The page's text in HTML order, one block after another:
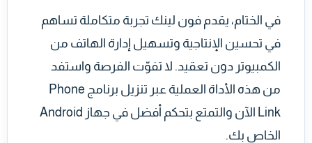
في الختام، يقدم فون لينك تجربة متكاملة تساهم
في تحسين الإنتاجية وتسهيل إدارة الهاتف من
الكمبيوتر دون تعقيد. لا تفوّت الفرصة واستفد
من هذه الأداة العملية عبر تنزيل برنامج Phone
Link الآن والتمتع بتحكم أفضل في جهاز Android
الخاص بك.